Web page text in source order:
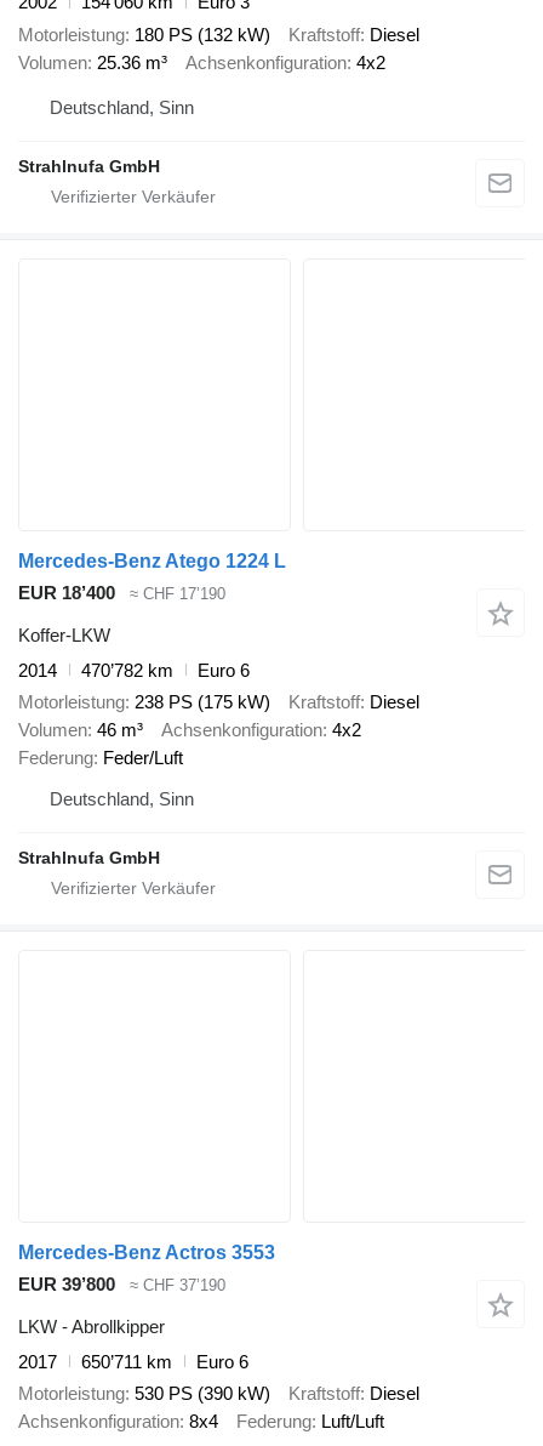
Motorleistung 180 PS (132 kW) Kraftstoff Diesel
Volumen 25.36 m³ Achsenkonfiguration 4x2
Deutschland, Sinn
Strahlnufa GmbH
Mercedes-Benz Atego 1224 L
EUR 18’400
≈ CHF 17’190
Koffer-LKW
2014
470’782 km
Euro 6
Motorleistung 238 PS (175 kW) Kraftstoff Diesel
Volumen 46 m³ Achsenkonfiguration 4x2
Federung Feder/Luft
Deutschland, Sinn
Strahlnufa GmbH
Mercedes-Benz Actros 3553
EUR 39’800
≈ CHF 37’190
LKW - Abrollkipper
2017
650’711 km
Euro 6
Motorleistung 530 PS (390 kW) Kraftstoff Diesel
Achsenkonfiguration 8x4 Federung Luft/Luft